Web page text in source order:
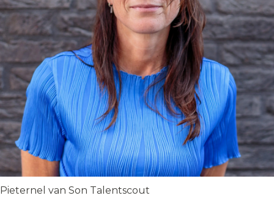
Pieternel van Son Talentscout